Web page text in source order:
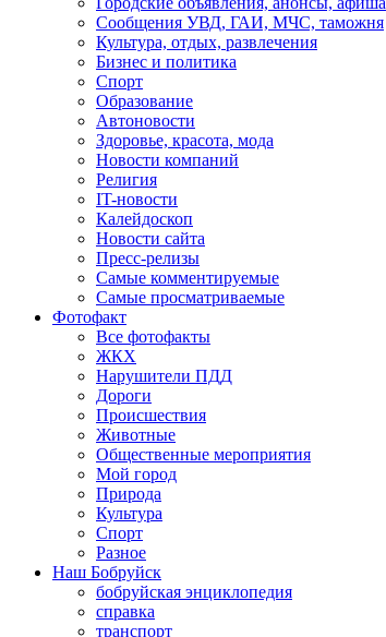
Сообщения УВД, ГАИ, МЧС, таможня
Культура, отдых, развлечения
Бизнес и политика
Спорт
Образование
Автоновости
Здоровье, красота, мода
Новости компаний
Религия
IT-новости
Калейдоскоп
Новости сайта
Пресс-релизы
Самые комментируемые
Самые просматриваемые
Фотофакт
Все фотофакты
ЖКХ
Нарушители ПДД
Дороги
Происшествия
Животные
Общественные мероприятия
Мой город
Природа
Культура
Спорт
Разное
Наш Бобруйск
бобруйская энциклопедия
справка
транспорт